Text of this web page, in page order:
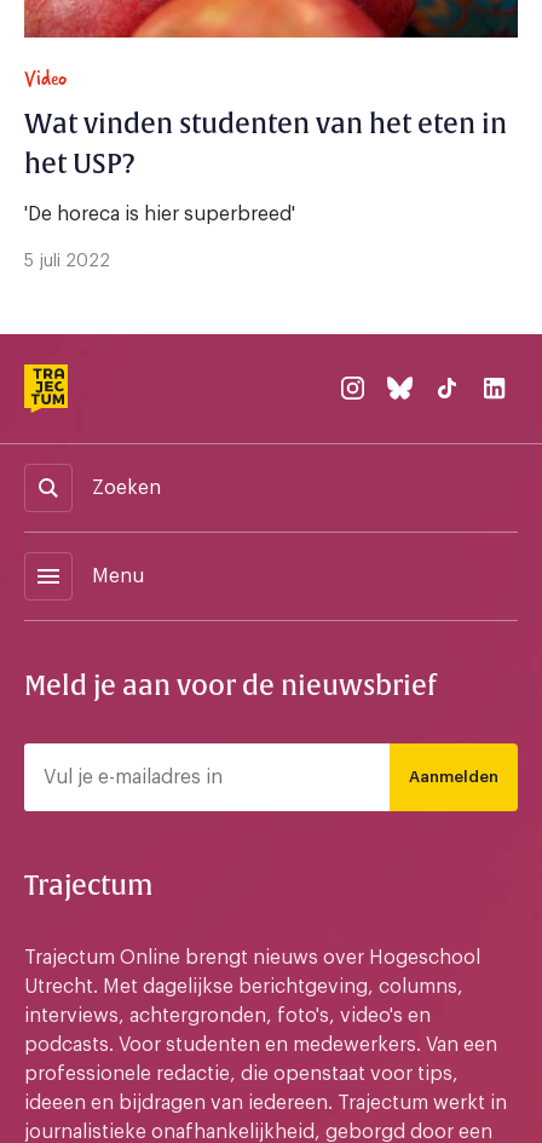
Video
Wat vinden studenten van het eten in
het USP?
'De horeca is hier superbreed'
5 juli 2022
Zoeken
menu Menu
Meld je aan voor de nieuwsbrief
Aanmelden
Trajectum
Trajectum Online brengt nieuws over Hogeschool
Utrecht. Met dagelijkse berichtgeving, columns,
interviews, achtergronden, foto's, video's en
podcasts. Voor studenten en medewerkers. Van een
professionele redactie, die openstaat voor tips,
ideeen en bijdragen van iedereen. Trajectum werkt in
journalistieke onafhankelijkheid, geborgd door een